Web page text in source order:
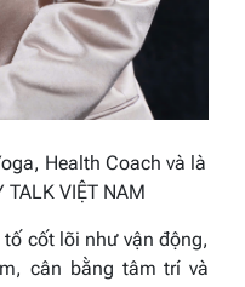
Health Coach và là
TALK VIỆT NAM
cốt lõi như vận động,
cân bằng tâm trí và